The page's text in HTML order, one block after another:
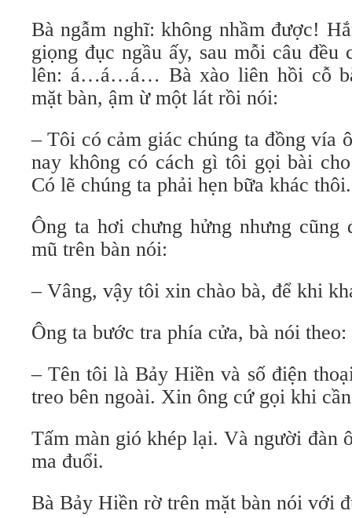
Bà ngẫm nghĩ: không nhầm được!
giọng đục ngầu ấy, sau mỗi câu đều
lên: á…á…á… Bà xào liên hồi cỗ
mặt bàn, ậm ừ một lát rồi nói:
– Tôi có cảm giác chúng ta đồng vía
nay không có cách gì tôi gọi bài
Có lẽ chúng ta phải hẹn bữa khác thôi.
Ông ta hơi chưng hửng nhưng cũng
mũ trên bàn nói:
– Vâng, vậy tôi xin chào bà, để khi
Ông ta bước tra phía cửa, bà nói theo:
– Tên tôi là Bảy Hiền và số điện
treo bên ngoài. Xin ông cứ gọi khi
Tấm màn gió khép lại. Và người đàn
ma đuổi.
Bà Bảy Hiền rờ trên mặt bàn nói với